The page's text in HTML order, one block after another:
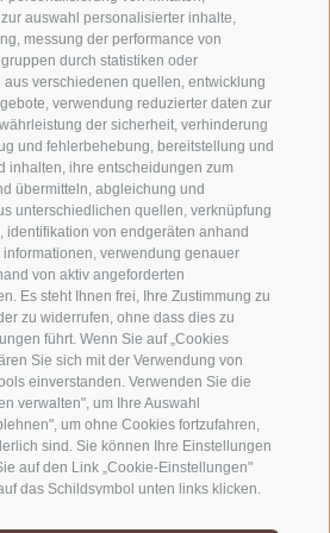
auswahl personalisierter inhalte,
messung der performance von
durch statistiken oder
aus verschiedenen quellen, entwicklung
verwendung reduzierter daten zur
der sicherheit, verhinderung
und fehlerbehebung, bereitstellung und
inhalten, ihre entscheidungen zum
übermitteln, abgleichung und
unterschiedlichen quellen, verknüpfung
identifikation von endgeräten anhand
verwendung genauer
von aktiv angeforderten
Es steht Ihnen frei, Ihre Zustimmung zu
zu widerrufen, ohne dass dies zu
führt. Wenn Sie auf „Cookies
Sie sich mit der Verwendung von
einverstanden. Verwenden Sie die
verwalten", um Ihre Auswahl
um ohne Cookies fortzufahren,
sind. Sie können Ihre Einstellungen
auf den Link „Cookie-Einstellungen"
das Schildsymbol unten links klicken.
UNS
0472 765325
am Laufenden
Anmelden